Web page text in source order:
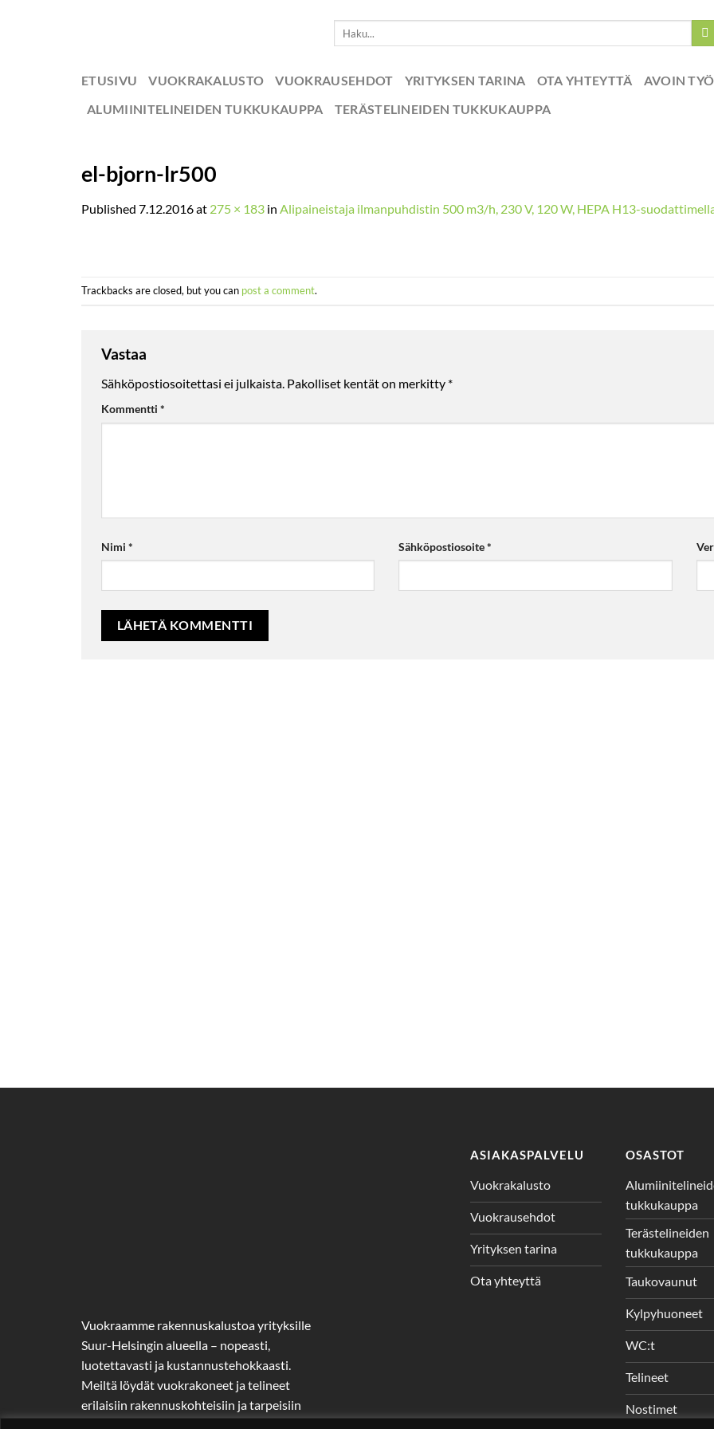
ETUSIVU VUOKRAKALUSTO VUOKRAUSEHDOT YRITYKSEN TARINA OTA YHTEYTTÄ
AVOIN
ALUMIINITELINEIDEN TUKKUKAUPPA
TERÄSTELINEIDEN TUKKUKAUPPA
el-bjorn-lr500
Published 7.12.2016at 275 × 183 in Alipaineistaja ilmanpuhdistin 500 m3/h, 230 V, 120 W, HEPA H13-
Trackbacks are closed, but you can post a comment.
Vastaa
Sähköpostiosoitettasi ei julkaista. Pakolliset kentät on merkitty *
Kommentti *
Nimi * Sähköpostiosoite*
Vuokraamme rakennuskalustoa yrityksille
Suur-Helsingin alueella – nopeasti,
luotettavasti ja kustannustehokkaasti.
Meiltä löydät vuokrakoneet ja telineet
erilaisiin rakennuskohteisiin ja tarpeisiin
ASIAKASPALVELU
Vuokrakalusto
Vuokrausehdot
Yrityksen tarina
Ota yhteyttä
OSASTOT
tukkukauppa
Terästelineiden
tukkukauppa
Taukovaunut
Kylpyhuoneet
WC:t
Telineet
Nostimet